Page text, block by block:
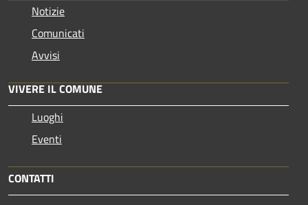
Notizie
Comunicati
Avvisi
VIVERE IL COMUNE
Luoghi
Eventi
CONTATTI